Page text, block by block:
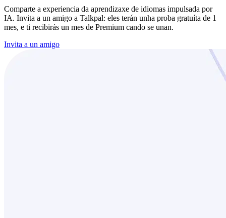
Comparte a experiencia da aprendizaxe de idiomas impulsada por
IA. Invita a un amigo a Talkpal: eles terán unha proba gratuíta de 1
mes, e ti recibirás un mes de Premium cando se unan.
Invita a un amigo